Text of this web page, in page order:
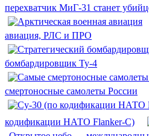
перехватчик МиГ-31 станет
авиация, РЛС и ПРО
бомбардировщик Ту-4
смертоносные самолеты России
кодификации НАТО Flanker-C)